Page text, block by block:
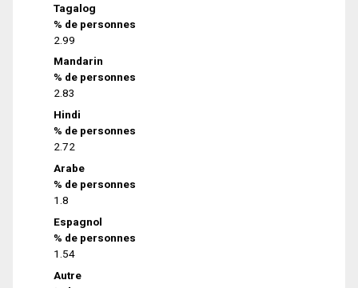
Tagalog
% de personnes
2.99
Mandarin
% de personnes
2.83
Hindi
% de personnes
2.72
Arabe
% de personnes
1.8
Espagnol
% de personnes
1.54
Autre